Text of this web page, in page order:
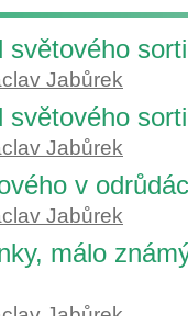
světového
Jabůrek
světového
Jabůrek
v
Jabůrek
málo